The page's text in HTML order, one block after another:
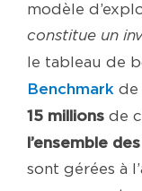
modèle
constitue un
le tableau de
Benchmark de
15 millions de
l’ensemble
sont gérées à